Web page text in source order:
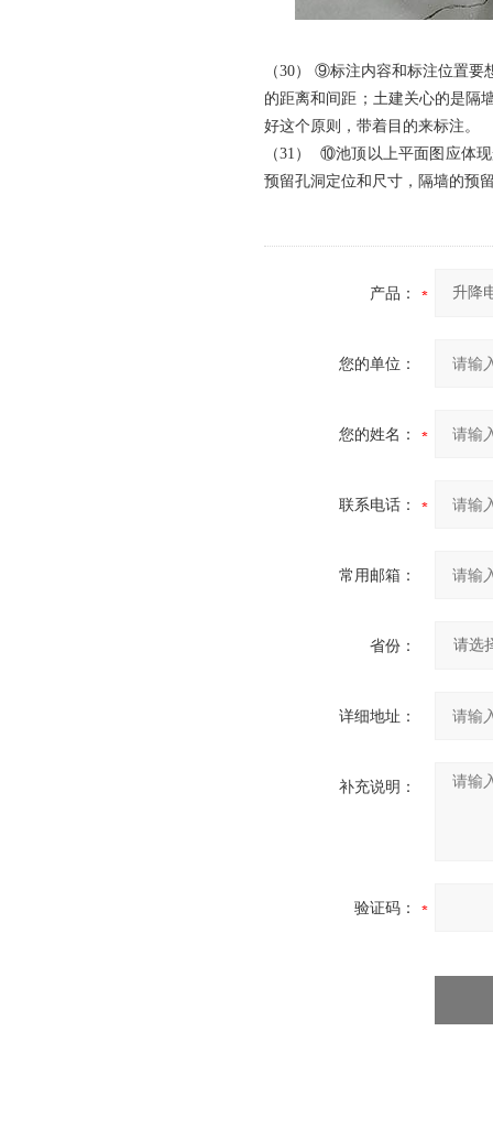
（30） ⑨标注内容和标注位置
的距离和间距；土建关心的是隔
好这个原则，带着目的来标注。
（31） ⑩池顶以上平面图应体
预留孔洞定位和尺寸，隔墙的预
产品：
您的单位：
您的姓名：
联系电话：
常用邮箱：
省份：
详细地址：
补充说明：
验证码：